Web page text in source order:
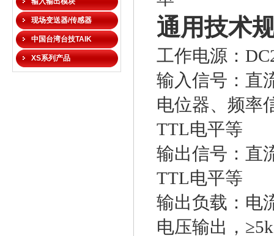
现场变送器/传感器
中国台湾台技TAIK
XS系列产品
通用技术
工作电源：
输入信号：直
电位器、频率
TTL电平等
输出信号：直
TTL电平等
输出负载：电
电压输出，